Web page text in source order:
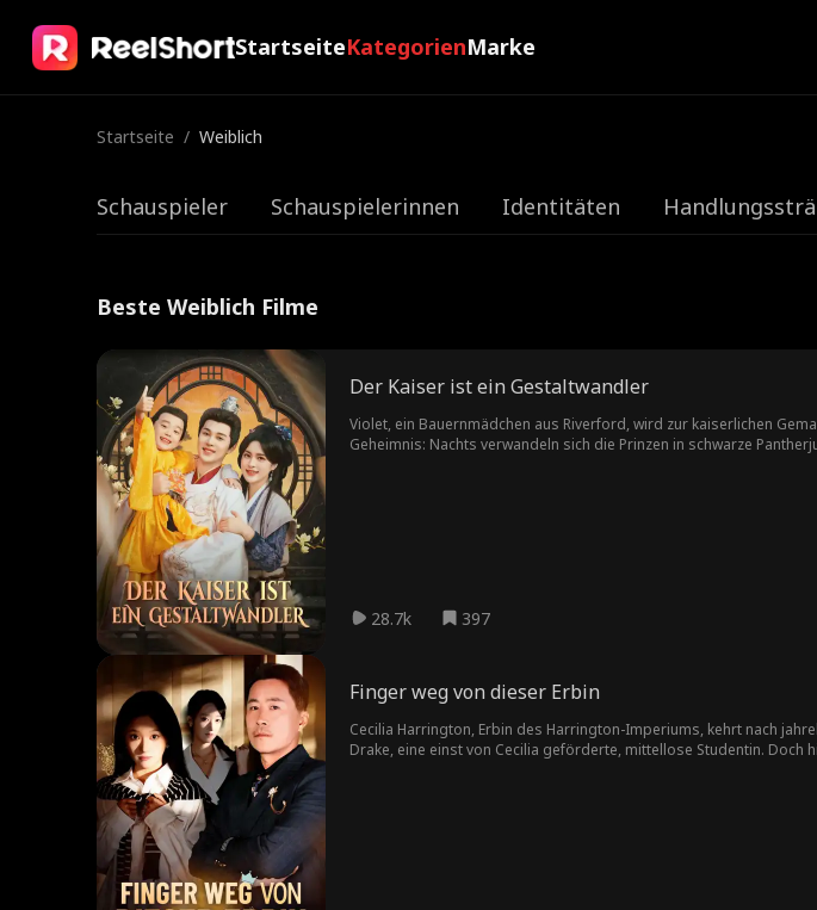
StartseiteKategorienMarke
Startseite / Weiblich
Schauspieler Schauspielerinnen Identitäten
Beste Weiblich Filme
Der Kaiser ist ein Gestaltwandler
Violet, ein Bauernmädchen aus Riverford, wird zur kaiserlichen
Geheimnis: Nachts verwandeln sich die Prinzen in schwarze
28.7k 397
Finger weg von dieser Erbin
Cecilia Harrington, Erbin des Harrington-Imperiums, kehrt nach
Drake, eine einst von Cecilia geförderte, mittellose Studentin.